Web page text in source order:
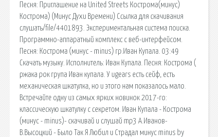
Песня: Приглашение на United Streets Кострома(минус)
Кострома) (Минус Духи Времени) Ссылка для скачивания
слушать/file/4401893. Экспериментальная система поиска.
Программно-аппаратный комплекс с веб-интерфейсом.
Песня: Кострома (минус - minus) гр.Иван Купала. 03:49
Скачать музыку. Исполнитель: Иван Купала. Песня: Кострома (
ржака рок група Иван купала. У ugears есть сейф, есть
механическая шкатулка, но и этого нам показалось мало.
Встречайте одну из самых ярких новинок 2017-го:
классическую шкатулку с секретом. Иван Купала - Кострома
(минус - minus)- скачивай и слушай mp3 А.Иванов-
В.Высоцкий - Было Так Я Любил и Страдал минус minus by